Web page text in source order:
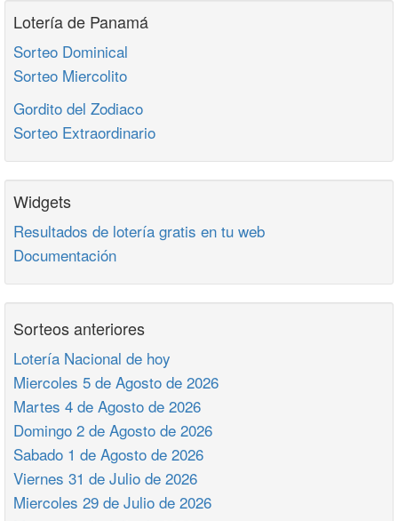
Lotería de Panamá
Sorteo Dominical
Sorteo Miercolito
Gordito del Zodiaco
Sorteo Extraordinario
Widgets
Resultados de lotería gratis en tu web
Documentación
Sorteos anteriores
Lotería Nacional de hoy
Miercoles 5 de Agosto de 2026
Martes 4 de Agosto de 2026
Domingo 2 de Agosto de 2026
Sabado 1 de Agosto de 2026
Viernes 31 de Julio de 2026
Miercoles 29 de Julio de 2026